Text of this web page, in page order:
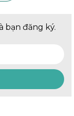
bạn đăng ký.